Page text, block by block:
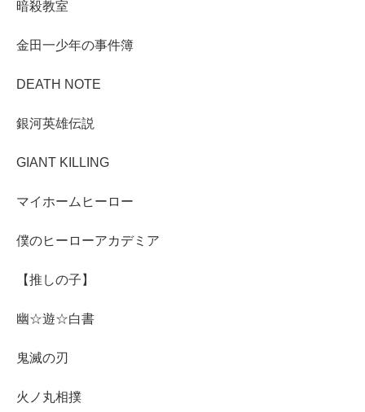
暗殺教室
金田一少年の事件簿
DEATH NOTE
銀河英雄伝説
GIANT KILLING
マイホームヒーロー
僕のヒーローアカデミア
【推しの子】
幽☆遊☆白書
鬼滅の刃
火ノ丸相撲